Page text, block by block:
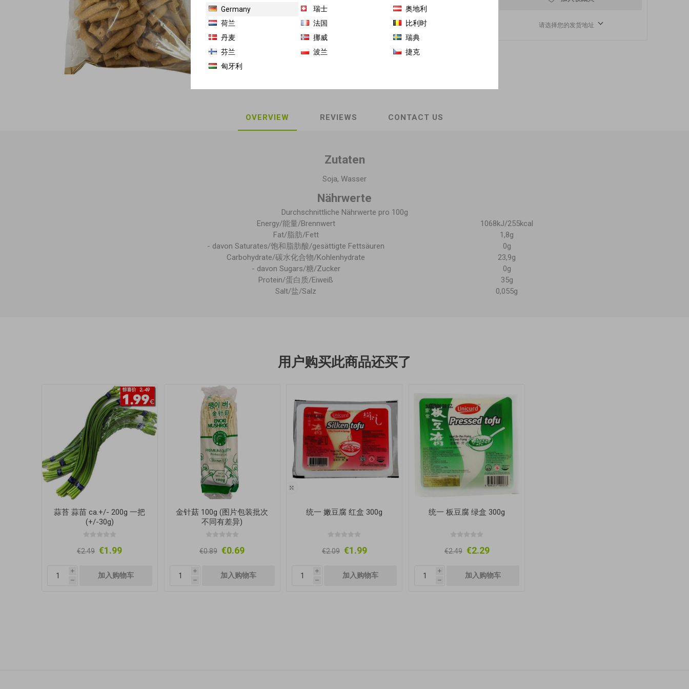
商品库存单位（SKU）: GH-NB-102126
请选择您的发货地址
OVERVIEW REVIEWS CONTACT US
Zutaten
Soja, Wasser
Nährwerte
Durchschnittliche Nährwerte pro 100g
Energy/能量/Brennwert
1068kJ/255kcal
Fat/脂肪/Fett
1,8g
- davon Saturates/饱和脂肪酸/gesättigte Fettsäuren
0g
Carbohydrate/碳水化合物/Kohlenhydrate
23,9g
- davon Sugars/糖/Zucker
0g
Protein/蛋白质/Eiweiß
35g
Salt/盐/Salz
0,055g
用户购买此商品还买了
蒜苔 蒜苗 ca.+/- 200g 一把
(+/-30g)
€2.49 €1.99
i
h
金针菇 100g (图片包装批次
不同有差异)
€0.89 €0.69
i
h
统一 嫩豆腐 红盒 300g
€2.09 €1.99
i
h
统一 板豆腐 绿盒 300g
€2.49 €2.29
i
h
Germany 瑞士
奥地利
荷兰
法国
比利时
丹麦
挪威
瑞典
芬兰
波兰
捷克
匈牙利